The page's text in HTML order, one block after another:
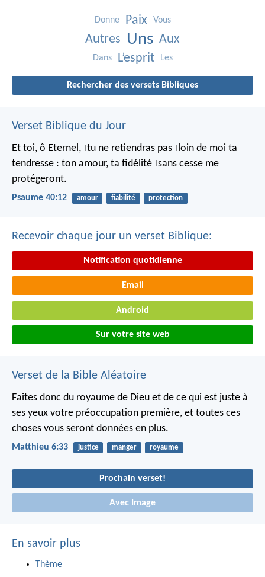
Donne Paix Vous
Autres Uns Aux
Dans L’esprit Les
Rechercher des versets Bibliques
Verset Biblique du Jour
Et toi, ô Eternel, tu ne retiendras pas loin de moi ta
tendresse : ton amour, ta fidélité sans cesse me
protégeront.
Psaume 40:12 amour fiabilité protection
Recevoir chaque jour un verset Biblique:
Notification quotidienne
Email
Android
Sur votre site web
Verset de la Bible Aléatoire
Faites donc du royaume de Dieu et de ce qui est juste à
ses yeux votre préoccupation première, et toutes ces
choses vous seront données en plus.
Matthieu 6:33 justice manger royaume
Prochain verset!
Avec Image
En savoir plus
Thème